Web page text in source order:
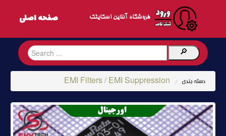
فروشگاه آنلاین اسکایتک
دسته بندی /
EMI Filters / EMI Suppression